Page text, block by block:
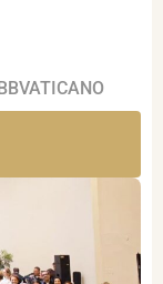
VATICANO